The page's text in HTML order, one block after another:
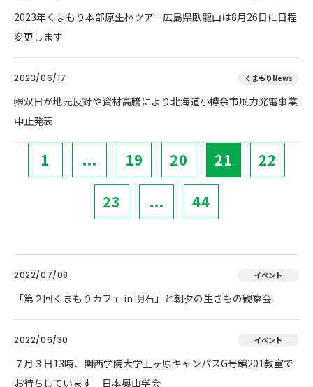
2023年くまもり本部原生林ツアー広島県臥龍山は8月26日に日程
変更します
2023/06/17 くまもりNews
㈱双日が地元反対や資材高騰により北海道小樽余市風力発電事業
中止発表
1 ... 19 20 21 22
23 ... 44
2022/07/08 イベント
「第２回くまもりカフェ in 明石」と朝夕の生きもの観察会
2022/06/30 イベント
７月３日13時、関西学院大学上ヶ原キャンパスG号館201教室で
お待ちしています 日本奥山学会